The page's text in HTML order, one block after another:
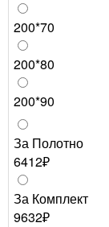
200*70
200*80
200*90
За Полотно
6412₽
За Комплект
9632₽